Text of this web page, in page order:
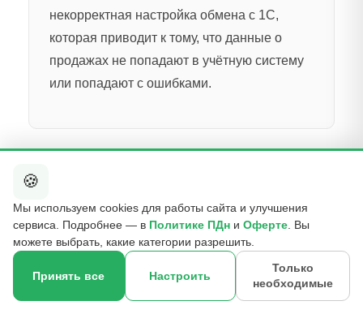
некорректная настройка обмена с 1С,
которая приводит к тому, что данные о
продажах не попадают в учётную систему
или попадают с ошибками.
Как B2C поддерживает клиентов?
Отвечает Павел Сусин, технический директор
компании B2C
Оставить контакт ×
🍪
Мы используем cookies для работы сайта и улучшения
сервиса. Подробнее — в Политике ПДн и Оферте . Вы
можете выбрать, какие категории разрешить.
Принять все Настроить
Только
необходимые